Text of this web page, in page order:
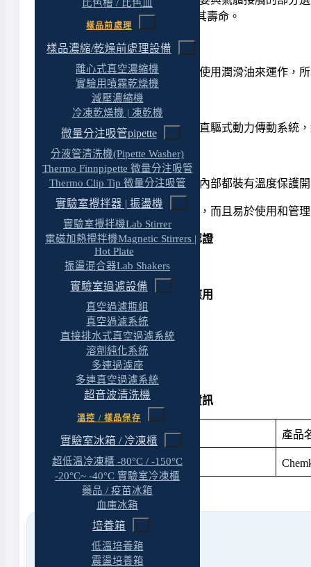
比色槽 / 比色皿
樣品前處理
樣品濃縮/乾燥前處理設備
離心式真空濃縮機
實驗用噴霧乾燥機
減壓濃縮機
冷凍乾燥機 | 凍乾機
微量分注吸管pipette
分液管清洗機(Pipette Washer)
Thermo Finnpipette 微量分注吸管
Thermo Clip Tip 微量分注吸管
實驗室攪拌器 | 振盪機
實驗室攪拌機Lab Stirrer
電磁加熱攪拌機Magnetic Stirrers |
Hot Plate
振盪混合器Lab Shakers
實驗室過濾設備
真空過濾瓶組
真空過濾系統
直接排水式真空過濾系統
溶劑純化系統
多連過濾座
多連真空過濾系統
超音波清洗機
溫控 / 樣品保存
實驗室冰箱 / 冷凍櫃
超低溫冷凍櫃 -80°C / -150°C
-20°C~ -40°C 實驗室冷凍櫃
藥品 / 疫苗冰箱
血庫冰箱
培養箱
低溫培養箱
震盪培養箱
關與外殼也進行防蝕處理以增強其壽命。
無汙染且免保養
Chemker 411耐腐蝕真空幫浦不需使用潤滑油來運作
安靜並低振動
Chemker 411耐腐蝕真空幫浦採用直驅式動力傳動系
自帶過熱保護裝置
每台Chemker 411耐腐蝕真空幫浦內部都裝有溫度保
Chemker 411不僅具有超強耐用性，而且易於使用和
耐腐蝕真空幫浦 / 真空泵 : 國際認證
◆ 歐盟 CE 安全認證
耐腐蝕真空幫浦 / 真空泵 : 產品應用
◆ 溶劑純化
◆ 旋轉濃縮
◆ 凝膠乾燥
◆ 實驗室真空過濾
耐腐蝕真空幫浦 / 真空泵 : 訂購資訊
產品料號 產品
◆ 169411-11(22)